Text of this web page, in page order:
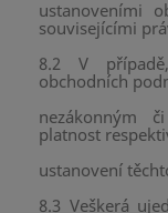
ustanoveními
souvisejícími
8.2 V
obchodních
nezákonným
platnost
ustanovení
8.3 Veškerá